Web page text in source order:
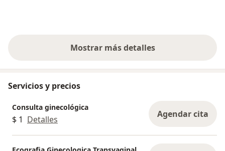
Mostrar más detalles
sobre la experiencia
Servicios y precios
Consulta ginecológica
$ 1 Detalles Agendar cita